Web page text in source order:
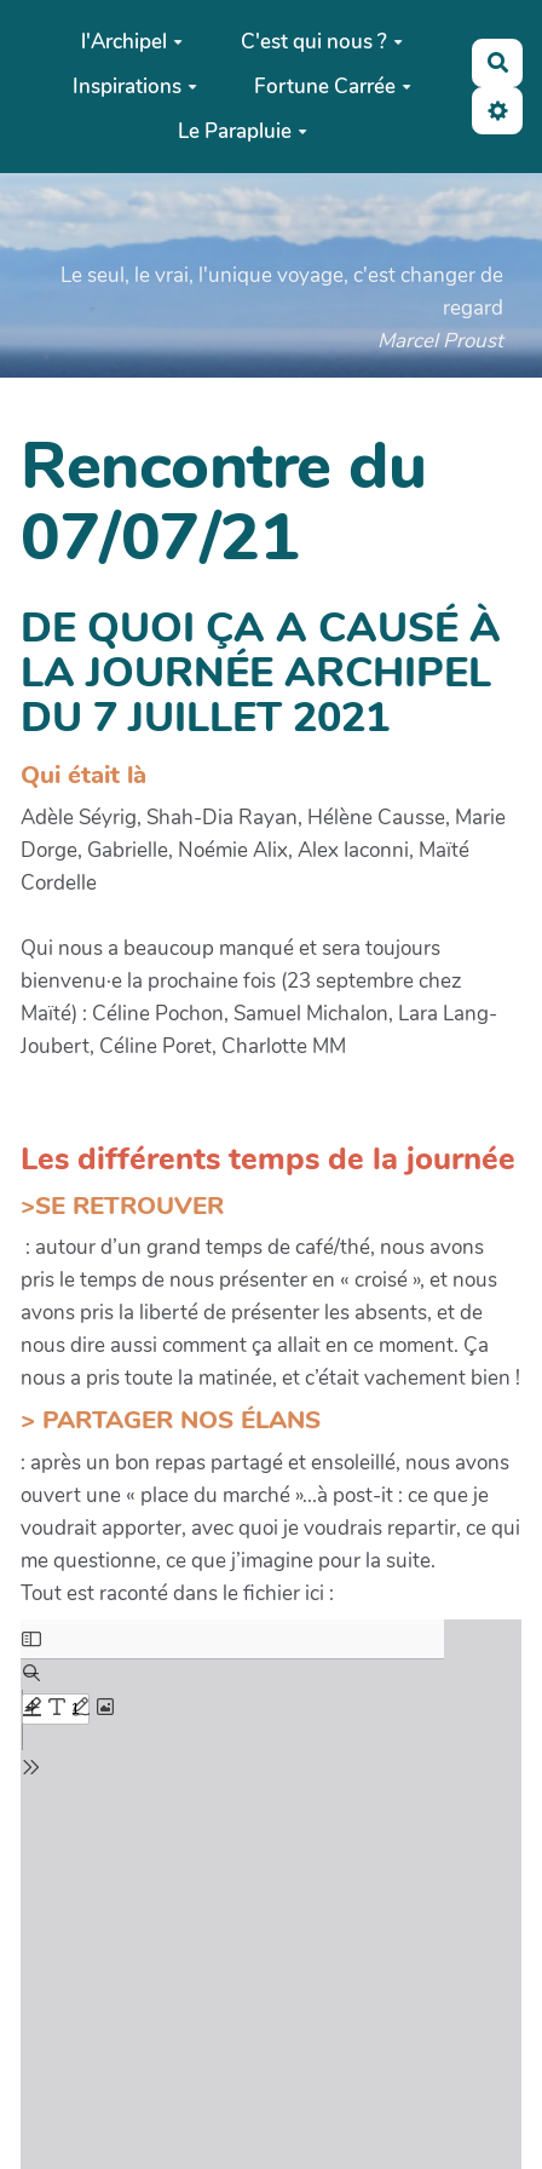
Aller au contenu principal
l'Archipel
C'est qui nous ?
Inspirations
Fortune Carrée
Le Parapluie
Le seul, le vrai, l'unique voyage, c'est changer de
regard
Marcel Proust
Rencontre du
07/07/21
DE QUOI ÇA A CAUSÉ À
LA JOURNÉE ARCHIPEL
DU 7 JUILLET 2021
Qui était là
Adèle Séyrig, Shah-Dia Rayan, Hélène Causse, Marie
Dorge, Gabrielle, Noémie Alix, Alex Iaconni, Maïté
Cordelle
Qui nous a beaucoup manqué et sera toujours
bienvenu·e la prochaine fois (23 septembre chez
Maïté) : Céline Pochon, Samuel Michalon, Lara Lang-
Joubert, Céline Poret, Charlotte MM
Les différents temps de la journée
>SE RETROUVER
: autour d’un grand temps de café/thé, nous avons
pris le temps de nous présenter en « croisé », et nous
avons pris la liberté de présenter les absents, et de
nous dire aussi comment ça allait en ce moment. Ça
nous a pris toute la matinée, et c’était vachement bien !
> PARTAGER NOS ÉLANS
: après un bon repas partagé et ensoleillé, nous avons
ouvert une « place du marché »...à post-it : ce que je
voudrait apporter, avec quoi je voudrais repartir, ce qui
me questionne, ce que j’imagine pour la suite.
Tout est raconté dans le fichier ici :